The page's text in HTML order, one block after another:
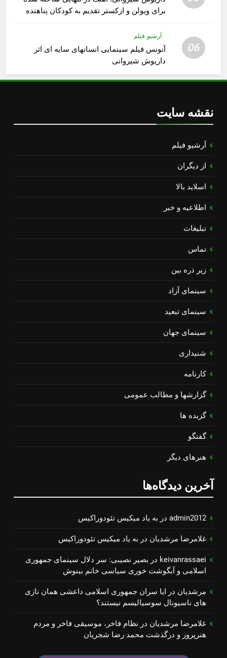
برای ویولن و ارکستر تقدیم به کودکان پناهنده
06
آرشیو فیلم
آنونس فیلم سینمایی انسانهای سایه ای اثر
داریوش شیروانی
نقشه سایت
آرشیو فیلم
از دیگران
اسلاید بالا
اطلاعیه و خبر
تبلیغات
تماس
زیر ذره بین
سینمای آزاد
سینمای تبعید
سینمای جهان
شنیداری
کارنامه
گزارشها و مطالب عمومی
گزیده ها
گفتگو
هنرهای دیگر
آخرین دیدگاه‌ها
admin2012 در به یاد میكیس تئودوراكیس
غلامرضا مرشدیان در به یاد میكیس تئودوراكیس
keivanrassaei در بصیر نصیبی: سر دلال سینمای جمهوری
اسلامی و آبگوشت خوری سیاسی خانم بینوش
مرشدیان در ایا سران جمهوری اسلامی داعشی همان نازی
های ناسیونال سوسیالیسم نیستند؟
غلامرضا مرشدیان در نظام فاخر، موسیقی فاخر و مردم
هنرپرور و درگذشت محمد رضا شجریان